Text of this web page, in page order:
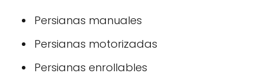
Persianas manuales
Persianas motorizadas
Persianas enrollables